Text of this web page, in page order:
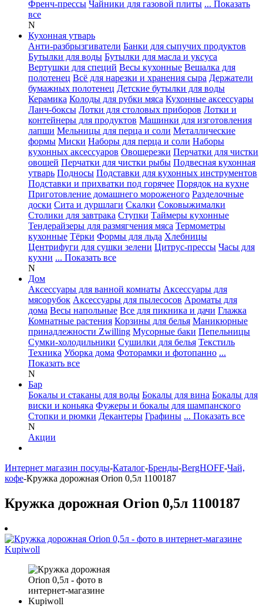
Френч-прессы Чайники для газовой плиты ... Показать
все
N
Кухонная утварь
Анти-разбрызгиватели Банки для сыпучих продуктов
Бутылки для воды Бутылки для масла и уксуса
Вертушки для специй Весы кухонные Вешалка для
полотенец Всё для нарезки и хранения сыра Держатели
бумажных полотенец Детские бутылки для воды
Керамика Колоды для рубки мяса Кухонные аксессуары
Ланч-боксы Лотки для столовых приборов Лотки и
контейнеры для продуктов Машинки для изготовления
лапши Мельницы для перца и соли Металлические
формы Миски Наборы для перца и соли Наборы
кухонных аксессуаров Овощерезки Перчатки для чистки
овощей Перчатки для чистки рыбы Подвесная кухонная
утварь Подносы Подставки для кухонных инструментов
Подставки и прихватки под горячее Порядок на кухне
Приготовление домашнего мороженого Разделочные
доски Сита и дуршлаги Скалки Соковыжималки
Столики для завтрака Ступки Таймеры кухонные
Тендерайзеры для размягчения мяса Термометры
кухонные Тёрки Формы для льда Хлебницы
Центрифуги для сушки зелени Цитрус-прессы Часы для
кухни ... Показать все
N
Дом
Аксессуары для ванной комнаты Аксессуары для
мясорубок Аксессуары для пылесосов Ароматы для
дома Весы напольные Все для пикника и дачи Глажка
Комнатные растения Корзины для белья Маникюрные
принадлежности Zwilling Мусорные баки Пепельницы
Сумки-холодильники Сушилки для белья Текстиль
Техника Уборка дома Фоторамки и фотопанно ...
Показать все
N
Бар
Бокалы и стаканы для воды Бокалы для вина Бокалы для
виски и коньяка Фужеры и бокалы для шампанского
Стопки и рюмки Декантеры Графины ... Показать все
N
Акции
Интернет магазин посуды-Каталог-Бренды-BergHOFF-Чай,
кофе-Кружка дорожная Orion 0,5л 1100187
Кружка дорожная Orion 0,5л 1100187